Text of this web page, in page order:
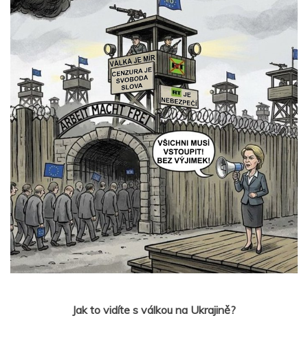
Jak to vidíte s válkou na Ukrajině?